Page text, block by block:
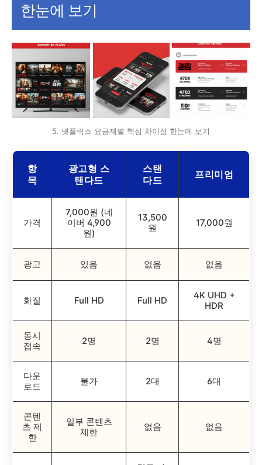
한눈에 보기
5. 넷플릭스 요금제별 핵심 차이점 한눈에 보기
항
목
광고형 스
탠다드
스탠
다드
프리미엄
가격
7,000원 (네
이버 4,900
원)
13,500
원
17,000원
광고 있음 없음 없음
화질 Full HD Full HD
4K UHD +
HDR
동시
접속
2명 2명 4명
다운
로드
불가 2대 6대
콘텐
츠 제
한
일부 콘텐츠
제한
없음 없음